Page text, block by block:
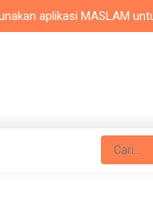
MASLAM untuk